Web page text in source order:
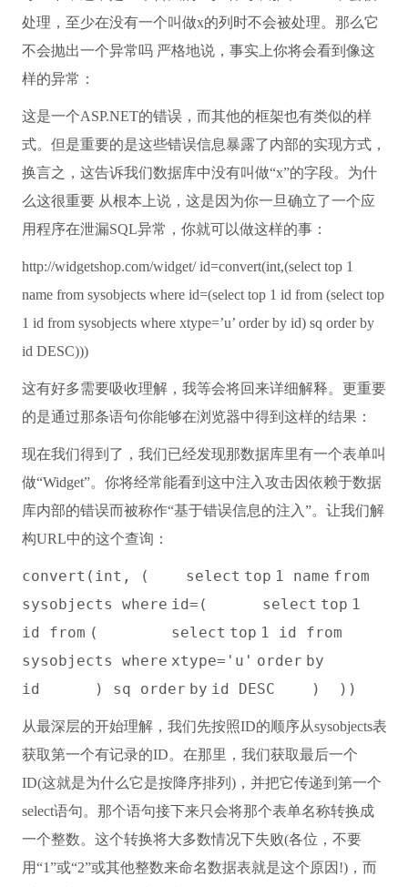
处理，至少在没有一个叫做x的列时不会被处理。那么它
不会抛出一个异常吗 严格地说，事实上你将会看到像这
样的异常：
这是一个ASP.NET的错误，而其他的框架也有类似的样
式。但是重要的是这些错误信息暴露了内部的实现方式，
换言之，这告诉我们数据库中没有叫做“x”的字段。为什
么这很重要 从根本上说，这是因为你一旦确立了一个应
用程序在泄漏SQL异常，你就可以做这样的事：
http://widgetshop.com/widget/ id=convert(int,(select top 1
name from sysobjects where id=(select top 1 id from (select top
1 id from sysobjects where xtype=’u’ order by id) sq order by
id DESC)))
这有好多需要吸收理解，我等会将回来详细解释。更重要
的是通过那条语句你能够在浏览器中得到这样的结果：
现在我们得到了，我们已经发现那数据库里有一个表单叫
做“Widget”。你将经常能看到这中注入攻击因依赖于数据
库内部的错误而被称作“基于错误信息的注入”。让我们解
构URL中的这个查询：
convert ( int , ( select top 1 name from
sysobjects where id=( select top 1
id from ( select top 1 id from
sysobjects where xtype= 'u' order by
id
) sq order by id DESC ) ) )
从最深层的开始理解，我们先按照ID的顺序从sysobjects表
获取第一个有记录的ID。在那里，我们获取最后一个
ID(这就是为什么它是按降序排列)，并把它传递到第一个
select语句。那个语句接下来只会将那个表单名称转换成
一个整数。这个转换将大多数情况下失败(各位，不要
用“1”或“2”或其他整数来命名数据表就是这个原因!)，而